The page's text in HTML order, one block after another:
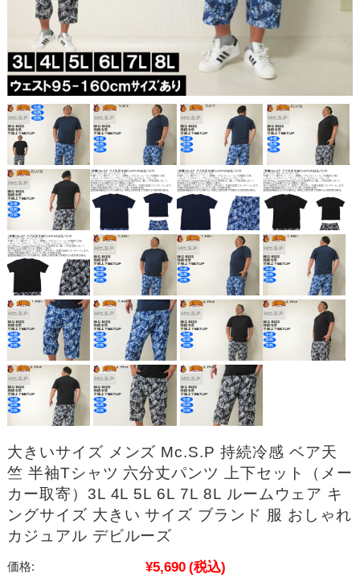
大きいサイズ メンズ Mc.S.P 持続冷感 ベア天
竺 半袖Tシャツ 六分丈パンツ 上下セット（メー
カー取寄）3L 4L 5L 6L 7L 8L ルームウェア キ
ングサイズ 大きい サイズ ブランド 服 おしゃれ
カジュアル デビルーズ
価格: ¥5,690 (税込)